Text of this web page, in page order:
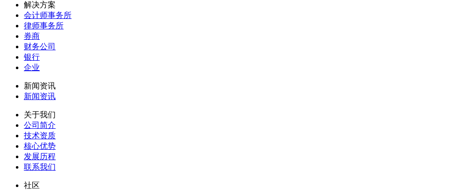
解决方案
会计师事务所
律师事务所
券商
财务公司
银行
企业
新闻资讯
新闻资讯
关于我们
公司简介
技术资质
核心优势
发展历程
联系我们
社区